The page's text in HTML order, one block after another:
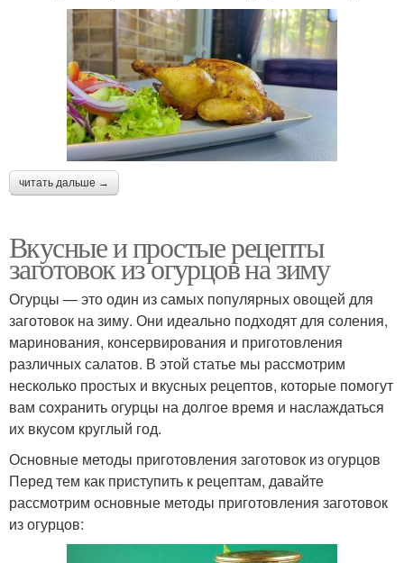
читать дальше →
Вкусные и простые рецепты
заготовок из огурцов на зиму
Огурцы — это один из самых популярных овощей для
заготовок на зиму. Они идеально подходят для соления,
маринования, консервирования и приготовления
различных салатов. В этой статье мы рассмотрим
несколько простых и вкусных рецептов, которые помогут
вам сохранить огурцы на долгое время и наслаждаться
их вкусом круглый год.
Основные методы приготовления заготовок из огурцов
Перед тем как приступить к рецептам, давайте
рассмотрим основные методы приготовления заготовок
из огурцов: